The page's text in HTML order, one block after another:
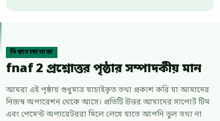
বিশ্বাসযোগ্যতা
fnaf 2 প্রশ্নোত্তর পৃষ্ঠার সম্পাদকীয় মান
আমরা এই পৃষ্ঠায় শুধুমাত্র যাচাইকৃত তথ্য প্রকাশ করি যা আমাদের
নিজস্ব অপারেশন থেকে আসে। প্রতিটি উত্তর আমাদের সাপোর্ট টিম
এবং পেমেন্ট অপারেটররা মিলে লেখে যাতে আপনি ভুল তথ্য না